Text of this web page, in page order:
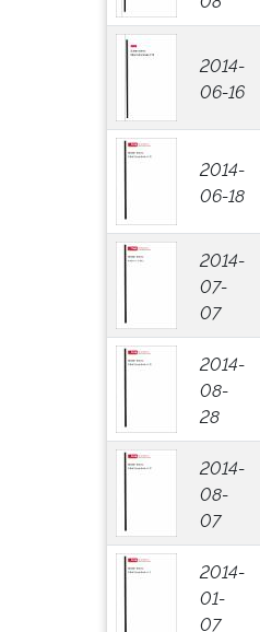
2014-
06-16
2014-
06-18
2014-
07-
07
2014-
08-
28
2014-
08-
07
2014-
01-
07